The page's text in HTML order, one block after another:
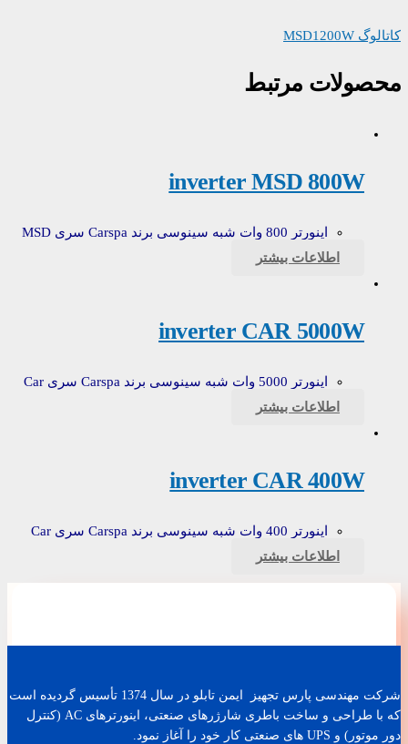
کاتالوگ MSD1200W
محصولات مرتبط
inverter MSD 800W
اینورتر 800 وات شبه سینوسی برند Carspa سری MSD
اطلاعات بیشتر
inverter CAR 5000W
اینورتر 5000 وات شبه سینوسی برند Carspa سری Car
اطلاعات بیشتر
inverter CAR 400W
اینورتر 400 وات شبه سینوسی برند Carspa سری Car
اطلاعات بیشتر
شرکت مهندسی پارس تجهیز ایمن تابلو در سال 1374 تأسیس گردیده است
که با طراحی و ساخت باطری شارژرهای صنعتی، اینورترهای AC (کنترل
دور موتور) و UPS های صنعتی کار خود را آغاز نمود.